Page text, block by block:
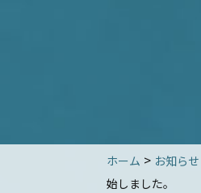
ホーム > お知らせ
始しました。